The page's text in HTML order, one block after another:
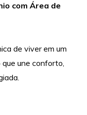
com Área de
de viver em um
une conforto,